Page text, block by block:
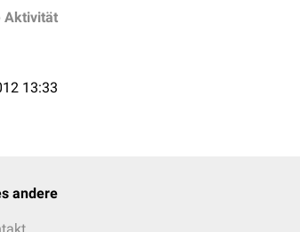
Aktivität
13:33
andere